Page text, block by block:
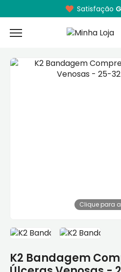
Satisfação
Clique para
K2 Bandagem